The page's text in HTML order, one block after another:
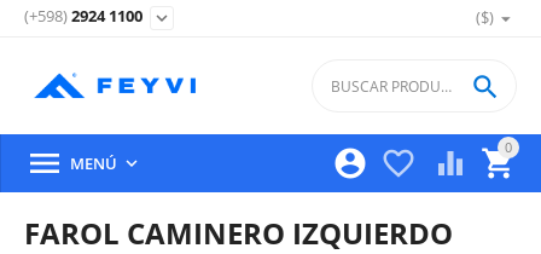
($)
(+598)2924 1100 expand_more
0

 


 MENÚ 
FAROL CAMINERO IZQUIERDO